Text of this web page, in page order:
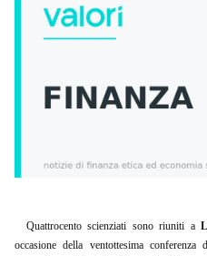
Quattrocento scienziati sono riuniti a
occasione della ventottesima conferenza